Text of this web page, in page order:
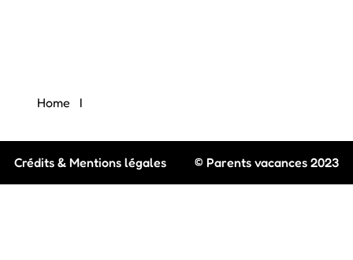
Home I
Crédits & Mentions légales © Parents vacances 2023